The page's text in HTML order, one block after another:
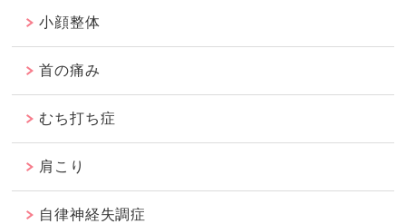
小顔整体
首の痛み
むち打ち症
肩こり
自律神経失調症